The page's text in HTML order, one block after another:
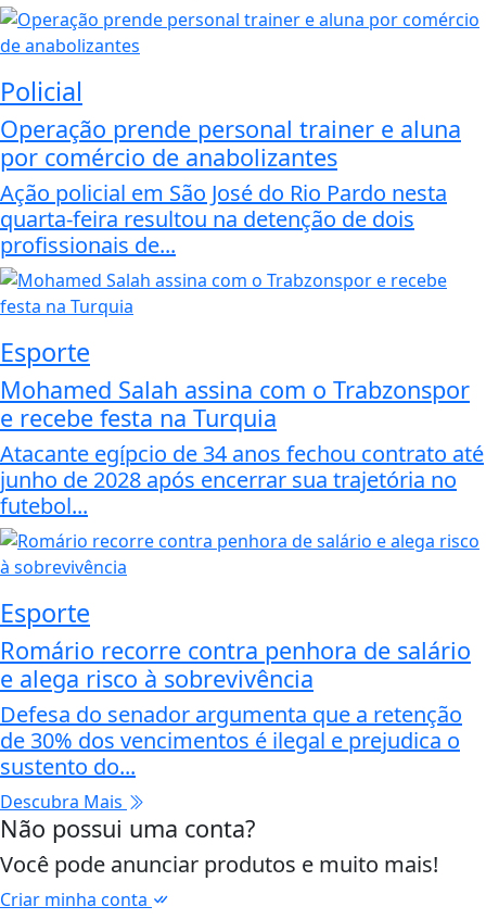
Policial
Operação prende personal trainer e aluna
por comércio de anabolizantes
Ação policial em São José do Rio Pardo nesta
quarta-feira resultou na detenção de dois
profissionais de...
Esporte
Mohamed Salah assina com o Trabzonspor
e recebe festa na Turquia
Atacante egípcio de 34 anos fechou contrato até
junho de 2028 após encerrar sua trajetória no
futebol...
Esporte
Romário recorre contra penhora de salário
e alega risco à sobrevivência
Defesa do senador argumenta que a retenção
de 30% dos vencimentos é ilegal e prejudica o
sustento do...
Descubra Mais
Não possui uma conta?
Você pode anunciar produtos e muito mais!
Criar minha conta